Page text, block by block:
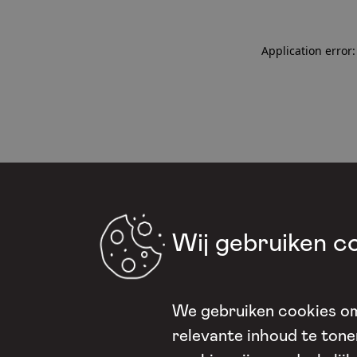
Application
Wij gebruiken
We gebruiken cookies
relevante inhoud te